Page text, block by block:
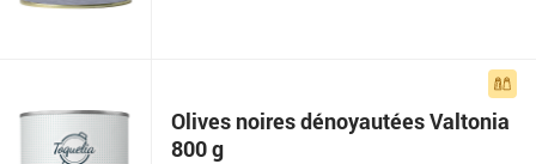
Olives noires dénoyautées Valtonia
800 g